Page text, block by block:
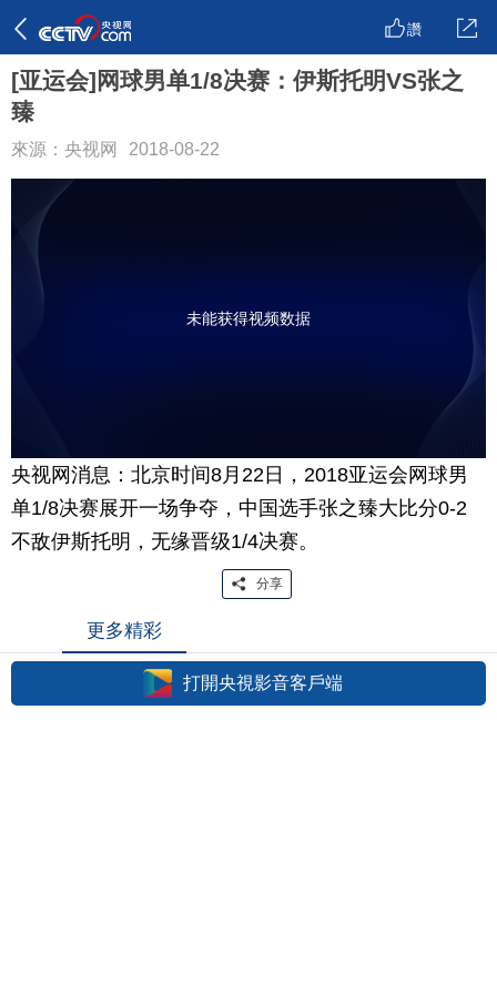
讚
[亚运会]网球男单1/8决赛：伊斯托明VS张之
臻
來源：央视网 2018-08-22
未能获得视频数据
央视网消息：北京时间8月22日，2018亚运会网球男
单1/8决赛展开一场争夺，中国选手张之臻大比分0-2
不敌伊斯托明，无缘晋级1/4决赛。
分享
更多精彩
打開央視影音客戶端